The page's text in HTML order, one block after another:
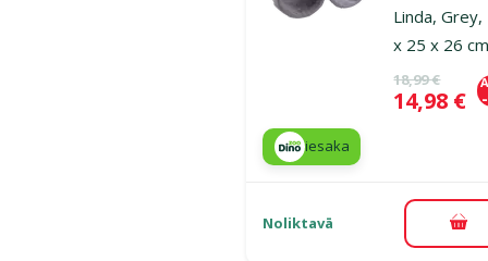
Linda, Grey,
x 25 x 26
Oriģinālā
18,99 €
Cena
14,98 €
iesaka
Noliktavā